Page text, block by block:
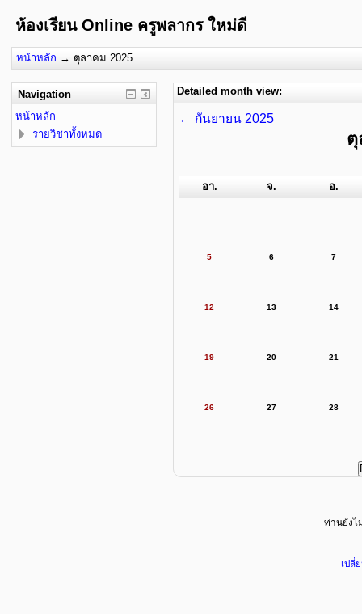
ห้องเรียน Online ครูพลากร ใหม่ดี
หน้าหลัก → ตุลาคม 2025
Detailed month view:
← กันยายน 2025
ตุ
อา. จ. อ.
5 6 7
12 13 14
19 20 21
26 27 28
Navigation
หน้าหลัก
รายวิชาทั้งหมด
ท่านยังไ
เปลี่